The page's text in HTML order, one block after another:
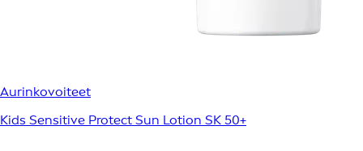
Aurinkovoiteet
Kids Sensitive Protect Sun Lotion SK 50+